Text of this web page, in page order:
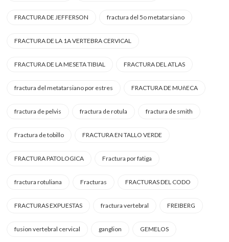
FRACTURA DE JEFFERSON fractura del 5o metatarsiano
FRACTURA DE LA 1A VERTEBRA CERVICAL
FRACTURA DE LA MESETA TIBIAL FRACTURA DEL ATLAS
fractura del metatarsiano por estres FRACTURA DE MUñECA
fractura de pelvis fractura de rotula fractura de smith
Fractura de tobillo FRACTURA EN TALLO VERDE
FRACTURA PATOLOGICA Fractura por fatiga
fractura rotuliana Fracturas FRACTURAS DEL CODO
FRACTURAS EXPUESTAS fractura vertebral FREIBERG
fusion vertebral cervical ganglion GEMELOS